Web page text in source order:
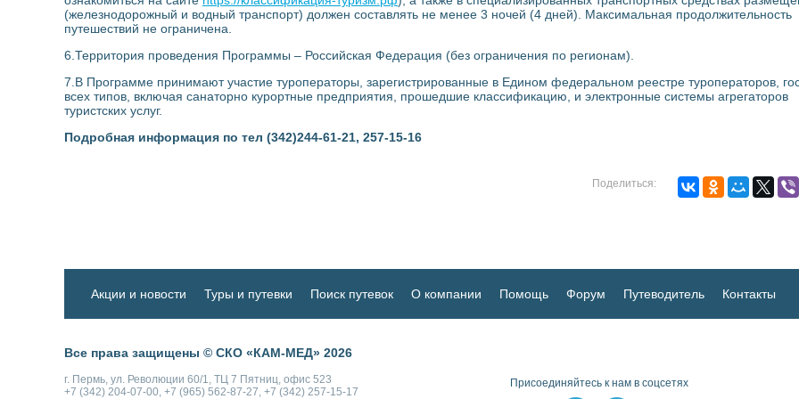
(железнодорожный и водный транспорт) должен составлять не менее 3 ночей (4 дней). Максимальная продолжительность
путешествий не ограничена.
6.Территория проведения Программы – Российская Федерация (без ограничения по регионам).
7.В Программе принимают участие туроператоры, зарегистрированные в Едином федеральном реестре туроператоров,
всех типов, включая санаторно курортные предприятия, прошедшие классификацию, и электронные системы агрегаторов
туристских услуг.
Подробная информация по тел (342)244-61-21, 257-15-16
Поделиться:
Акции и новости Туры и путевки Поиск путевок О компании Помощь Форум Путеводитель Контакты
Все права защищены © СКО «КАМ-МЕД» 2026
г. Пермь, ул. Революции 60/1, ТЦ 7 Пятниц, офис 523
+7 (342) 204-07-00, +7 (965) 562-87-27, +7 (342) 257-15-17
Присоединяйтесь к нам в соцсетях